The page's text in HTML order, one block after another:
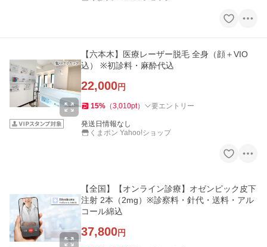
【六本木】医療レーザー脱毛 全身（顔＋VIO
込） ※初診料・麻酔代込
22,000円
15% （3,010pt） 要エントリー
発送日情報なし
くまポン Yahoo!ショップ
【全国】【オンライン診療】オゼンピック皮下
注射 2本（2mg）※診察料・針代・送料・アル
コール綿込
37,800円